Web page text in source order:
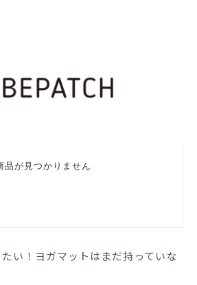
い！ヨガマットはまだ持っていな